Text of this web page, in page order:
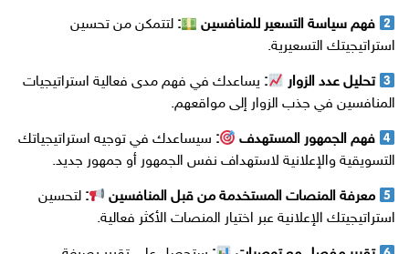
فهم سياسة التسعير للمنافسين : لتتمكن من تحسين
استراتيجيتك التسعيرية.
تحليل عدد الزوار : يساعدك في فهم مدى فعالية استراتيجيات
المنافسين في جذب الزوار إلى مواقعهم.
فهم الجمهور المستهدف : سيساعدك في توجيه استراتيجياتك
التسويقية والإعلانية لاستهداف نفس الجمهور أو جمهور جديد.
معرفة المنصات المستخدمة من قبل المنافسين : لتحسين
استراتيجيتك الإعلانية عبر اختيار المنصات الأكثر فعالية.